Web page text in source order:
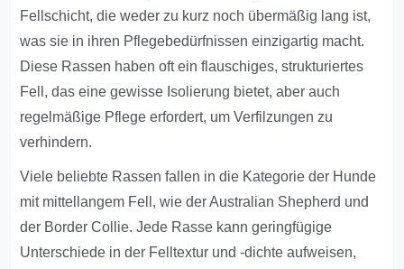
Fellschicht, die weder zu kurz noch übermäßig lang ist,
was sie in ihren Pflegebedürfnissen einzigartig macht.
Diese Rassen haben oft ein flauschiges, strukturiertes
Fell, das eine gewisse Isolierung bietet, aber auch
regelmäßige Pflege erfordert, um Verfilzungen zu
verhindern.
Viele beliebte Rassen fallen in die Kategorie der Hunde
mit mittellangem Fell, wie der Australian Shepherd und
der Border Collie. Jede Rasse kann geringfügige
Unterschiede in der Felltextur und -dichte aufweisen,